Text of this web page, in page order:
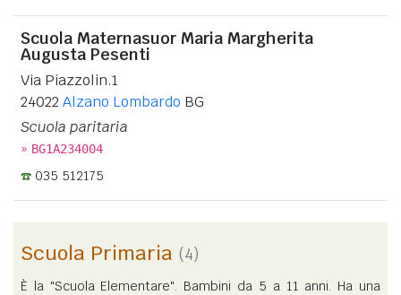
Scuola Maternasuor Maria Margherita
Augusta Pesenti
Via Piazzolin.1
24022 Alzano Lombardo BG
Scuola paritaria
» BG1A234004
035 512175
Scuola Primaria (4)
È la "Scuola Elementare". Bambini da 5 a 11 anni. Ha una